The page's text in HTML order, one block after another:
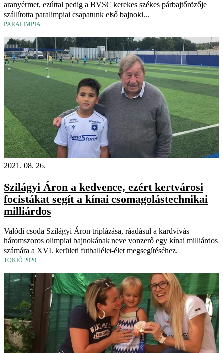
aranyérmet, ezúttal pedig a BVSC kerekes székes párbajtőrözője
szállította paralimpiai csapatunk első bajnoki...
PARALIMPIA
2021. 08. 26.
Szilágyi Áron a kedvence, ezért kertvárosi
focistákat segít a kínai csomagolástechnikai
milliárdos
Valódi csoda Szilágyi Áron triplázása, ráadásul a kardvívás
háromszoros olimpiai bajnokának neve vonzerő egy kínai milliárdos
számára a XVI. kerületi futballélet-élet megsegítéséhez.
TOKIÓ 2020